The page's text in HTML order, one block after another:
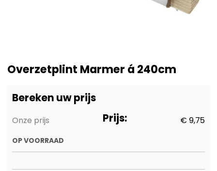
het
van
de
gallerij
Overzetplint Marmer á 240cm
Bereken uw prijs
Onze prijs Prijs: € 9,75
OP VOORRAAD